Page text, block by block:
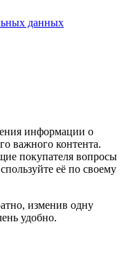
данных
информации о
важного контента.
покупателя вопросы
её по своему
изменив одну
удобно.